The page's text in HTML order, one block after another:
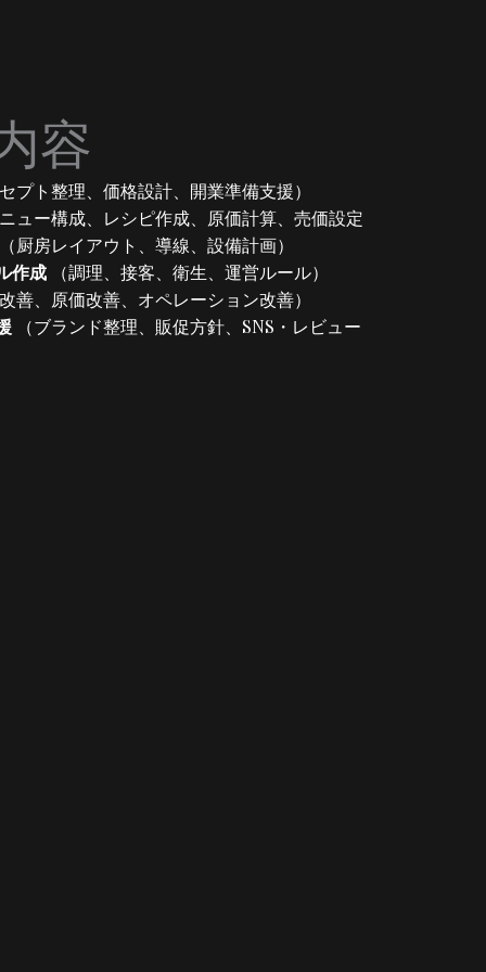
容
プト整理、価格設計、開業準備支援）
ュー構成、レシピ作成、原価計算、売価設定
厨房レイアウト、導線、設備計画）
作成（調理、接客、衛生、運営ルール）
善、原価改善、オペレーション改善）
（ブランド整理、販促方針、SNS・レビュー